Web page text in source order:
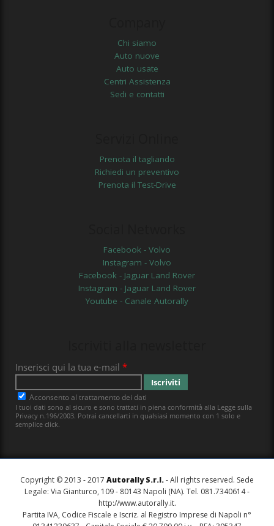
Chi siamo
Auto nuove
Auto usate
Centri Assistenza
Sedi e contatti
Prenota il tagliando
Richiedi un preventivo
Prenota il Test-Drive
Facebook - Volvo
Instagram - Volvo
Facebook - Jaguar Land Rover
Instagram - Jaguar Land Rover
Youtube - Canale Autorally
Copyright © 2013 - 2017 Autorally S.r.l.- All rights reserved. Sede
Legale: Via Gianturco, 109 - 80143 Napoli (NA). Tel. 081.7340614 -
http://www.autorally.it.
Partita IVA, Codice Fiscale e Iscriz. al Registro Imprese di Napoli n°